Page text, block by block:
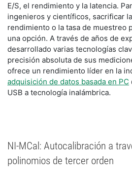
E/S, el rendimiento y la latencia.
ingenieros y científicos, sacrificar
rendimiento o la tasa de muestreo
una opción. A través de años de
desarrollado varias tecnologías
precisión absoluta de sus
ofrece un rendimiento líder en la
adquisición de datos basada en PC
USB a tecnología inalámbrica.
NI-MCal: Autocalibración a
polinomios de tercer orden